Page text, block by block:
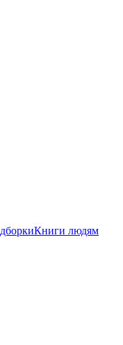
Книги людям